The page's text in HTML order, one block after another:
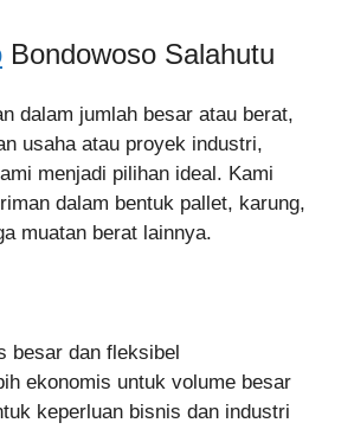
Bondowoso Salahutu
dalam jumlah besar atau berat,
usaha atau proyek industri,
menjadi pilihan ideal. Kami
dalam bentuk pallet, karung,
muatan berat lainnya.
besar dan fleksibel
ekonomis untuk volume besar
keperluan bisnis dan industri